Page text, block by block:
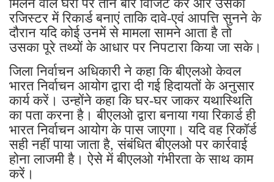
मिलने वाले घरों पर तीन बार विजिट करें और उसका
रजिस्टर में रिकार्ड बनाएं ताकि दावे-एवं आपत्ति सुनने के
दौरान यदि कोई उनमें से मामला सामने आता है तो
उसका पूरे तथ्यों के आधार पर निपटारा किया जा सके।
जिला निर्वाचन अधिकारी ने कहा कि बीएलओ केवल
भारत निर्वाचन आयोग द्वारा दी गई हिदायतों के अनुसार
कार्य करें। उन्होंने कहा कि घर-घर जाकर यथास्थिति
का पता करना है। बीएलओ द्वारा बनाया गया रिकार्ड ही
भारत निर्वाचन आयोग के पास जाएगा। यदि वह रिकॉर्ड
सही नहीं पाया जाता है, संबंधित बीएलओ पर कार्रवाई
होना लाजमी है। ऐसे में बीएलओ गंभीरता के साथ काम
करें।